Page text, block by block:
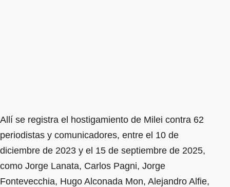
Allí se registra el hostigamiento de Milei contra 62
periodistas y comunicadores, entre el 10 de
diciembre de 2023 y el 15 de septiembre de 2025,
como Jorge Lanata, Carlos Pagni, Jorge
Fontevecchia, Hugo Alconada Mon, Alejandro Alfie,